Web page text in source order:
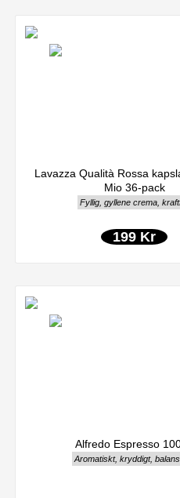
Lavazza Qualità Rossa
Mio 36-pack
Fyllig, gyllene crema,
199 Kr
Alfredo Espresso
Aromatiskt, kryddigt,